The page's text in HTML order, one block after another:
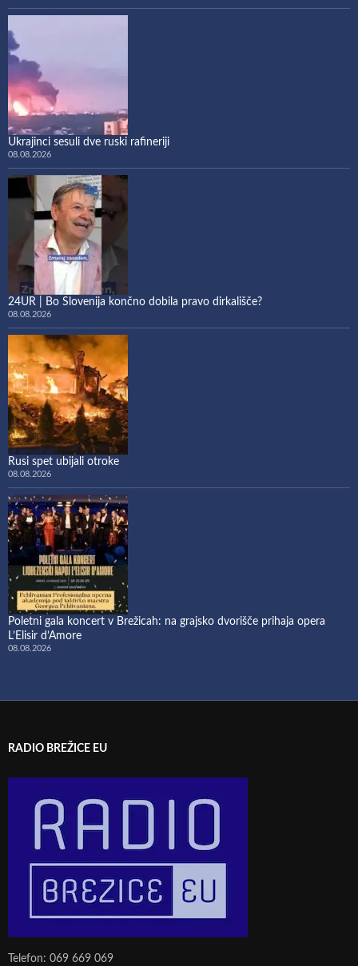
Ukrajinci sesuli dve ruski rafineriji
08.08.2026
24UR | Bo Slovenija končno dobila pravo dirkališče?
08.08.2026
Rusi spet ubijali otroke
08.08.2026
Poletni gala koncert v Brežicah: na grajsko dvorišče prihaja opera
L’Elisir d’Amore
08.08.2026
RADIO BREŽICE EU
Telefon: 069 669 069